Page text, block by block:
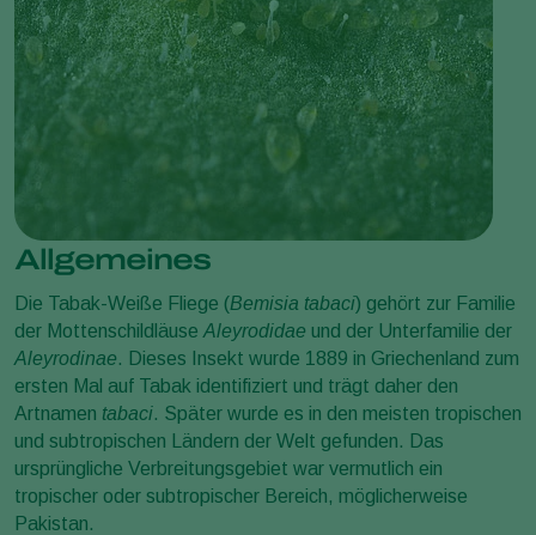
Allgemeines
Die Tabak-Weiße Fliege (Bemisia tabaci) gehört zur Familie
der Mottenschildläuse Aleyrodidae und der Unterfamilie der
Aleyrodinae. Dieses Insekt wurde 1889 in Griechenland zum
ersten Mal auf Tabak identifiziert und trägt daher den
Artnamen tabaci. Später wurde es in den meisten tropischen
und subtropischen Ländern der Welt gefunden. Das
ursprüngliche Verbreitungsgebiet war vermutlich ein
tropischer oder subtropischer Bereich, möglicherweise
Pakistan.